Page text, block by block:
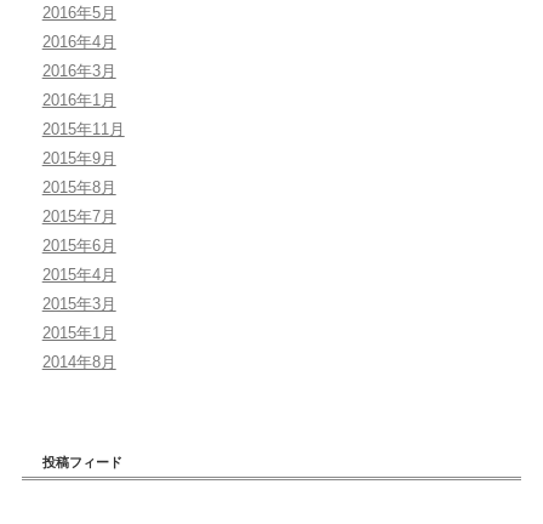
2016年5月
2016年4月
2016年3月
2016年1月
2015年11月
2015年9月
2015年8月
2015年7月
2015年6月
2015年4月
2015年3月
2015年1月
2014年8月
投稿フィード